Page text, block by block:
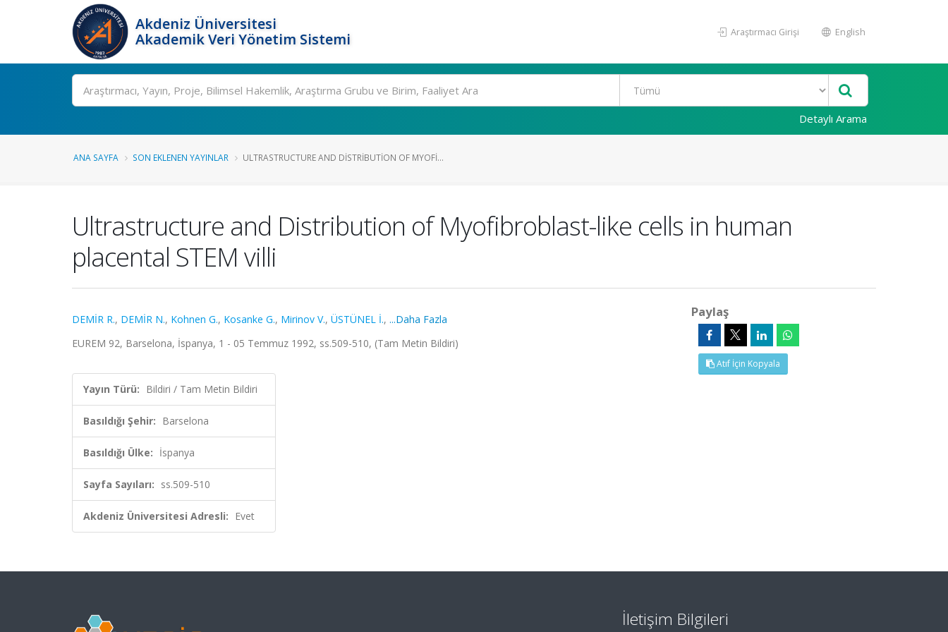
Akdeniz Üniversitesi
Akademik Veri Yönetim Sistemi
Araştırmacı Girişi English
Ara
Detaylı Arama
ANA SAYFA SON EKLENEN YAYINLAR ULTRASTRUCTURE AND DISTRIBUTION OF MYOFI...
Ultrastructure and Distribution of Myofibroblast-like cells in human
placental STEM villi
DEMİR R., DEMİR N., Kohnen G., Kosanke G., Mirinov V., ÜSTÜNEL İ., ...Daha Fazla
EUREM 92, Barselona, İspanya, 1 - 05 Temmuz 1992, ss.509-510, (Tam Metin Bildiri)
Yayın Türü: Bildiri / Tam Metin Bildiri
Basıldığı Şehir: Barselona
Basıldığı Ülke: İspanya
Sayfa Sayıları: ss.509-510
Akdeniz Üniversitesi Adresli: Evet
Paylaş
Atıf İçin Kopyala
İletişim Bilgileri